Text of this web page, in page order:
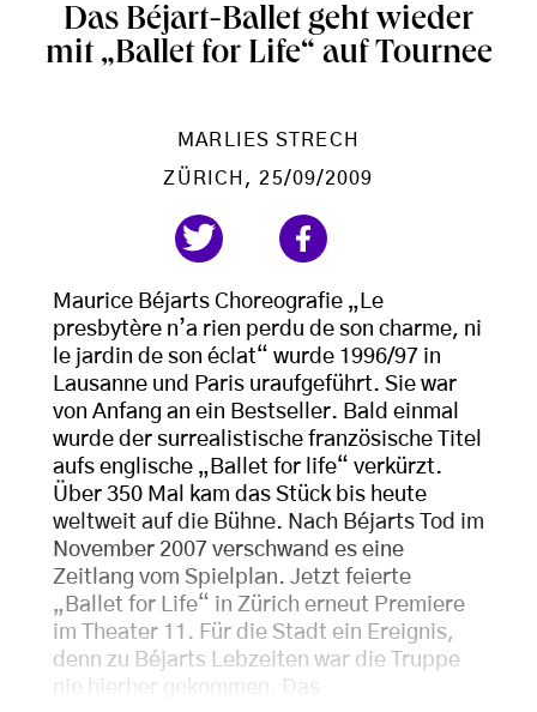
Das Béjart-Ballet geht wieder
mit „Ballet for Life“ auf Tournee
MARLIES STRECH
ZÜRICH , 25/09/2009
Maurice Béjarts Choreografie „Le
presbytère n’a rien perdu de son charme, ni
le jardin de son éclat“ wurde 1996/97 in
Lausanne und Paris uraufgeführt. Sie war
von Anfang an ein Bestseller. Bald einmal
wurde der surrealistische französische Titel
aufs englische „Ballet for life“ verkürzt.
Über 350 Mal kam das Stück bis heute
weltweit auf die Bühne. Nach Béjarts Tod im
November 2007 verschwand es eine
Zeitlang vom Spielplan. Jetzt feierte
„Ballet for Life“ in Zürich erneut Premiere
im Theater 11. Für die Stadt ein Ereignis,
denn zu Béjarts Lebzeiten war die Truppe
nie hierher gekommen. Das